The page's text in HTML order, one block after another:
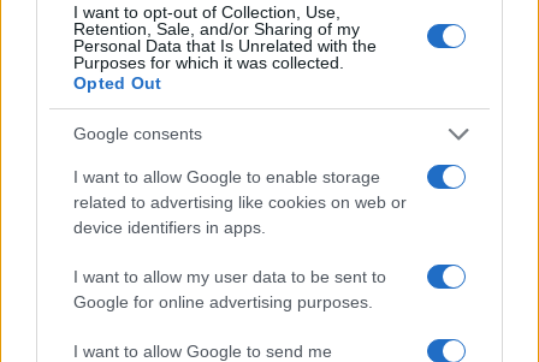
I want to opt-out of Collection, Use,
Retention, Sale, and/or Sharing of my
Personal Data that Is Unrelated with the
Purposes for which it was collected.
Opted Out
Google consents
I want to allow Google to enable storage
related to advertising like cookies on web or
device identifiers in apps.
I want to allow my user data to be sent to
Google for online advertising purposes.
I want to allow Google to send me